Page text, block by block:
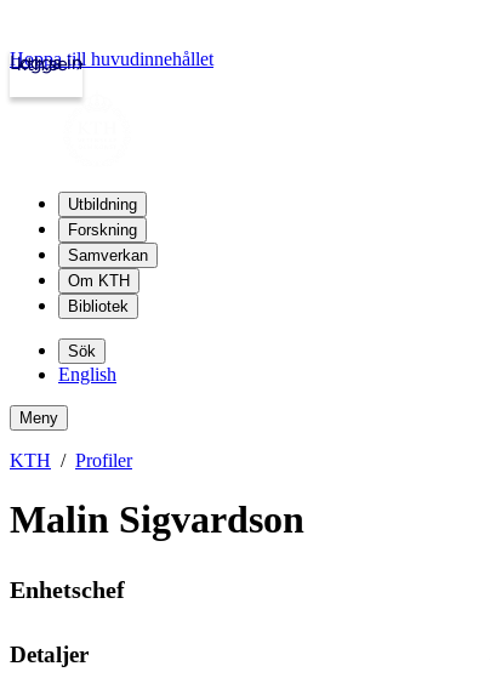
kth.se
Logga in
Hoppa till huvudinnehållet
Utbildning
Forskning
Samverkan
Om KTH
Bibliotek
Sök
English
Meny
KTH Profiler
Malin Sigvardson
Enhetschef
Detaljer